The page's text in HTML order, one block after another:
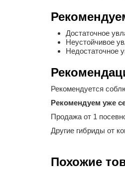
Достаточное
Неустойчивое
Недостаточное
Рекомендуется
Рекомендуем уже
Продажа от 1
Другие гибриды от
Похожие